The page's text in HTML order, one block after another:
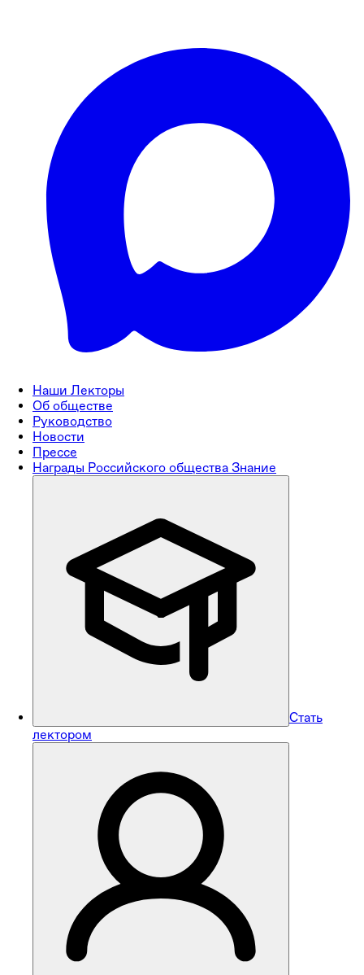
Наши Лекторы
Об обществе
Руководство
Новости
Прессе
Награды Российского общества Знание
Стать
лектором